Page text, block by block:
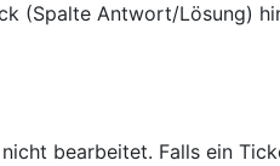
(Spalte Antwort/Lösung)
bearbeitet. Falls ein